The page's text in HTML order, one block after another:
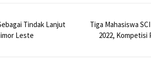
Tindak Lanjut
Leste
Tiga Mahasiswa
2022, Kompetisi